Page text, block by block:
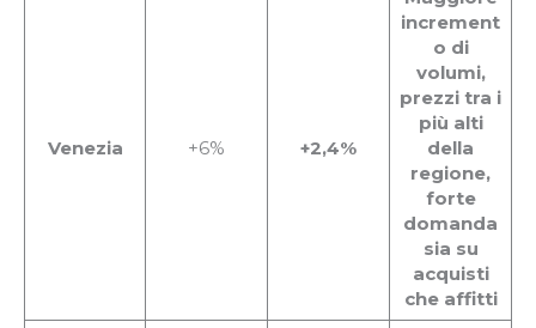
Venezia +6% +2,4%
increment
o di
volumi,
prezzi tra i
più alti
della
regione,
forte
domanda
sia su
acquisti
che affitti